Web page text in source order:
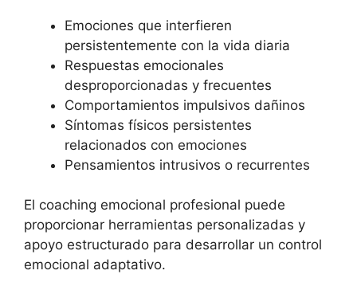
Emociones que interfieren
persistentemente con la vida diaria
Respuestas emocionales
desproporcionadas y frecuentes
Comportamientos impulsivos dañinos
Síntomas físicos persistentes
relacionados con emociones
Pensamientos intrusivos o recurrentes
El coaching emocional profesional puede
proporcionar herramientas personalizadas y
apoyo estructurado para desarrollar un control
emocional adaptativo.